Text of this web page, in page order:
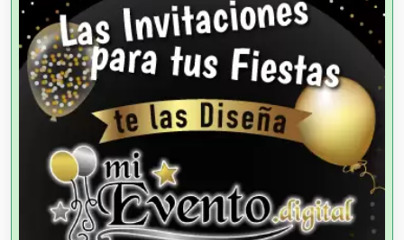
Agricultura y Ganadería
Agua Purificada
Aire Acondicionado